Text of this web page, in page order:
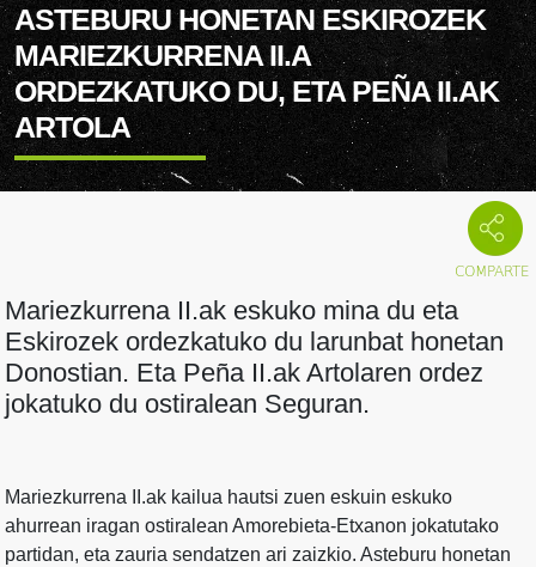
ASTEBURU HONETAN ESKIROZEK
MARIEZKURRENA II.A
ORDEZKATUKO DU, ETA PEÑA II.AK
ARTOLA
Mariezkurrena II.ak eskuko mina du eta
Eskirozek ordezkatuko du larunbat honetan
Donostian. Eta Peña II.ak Artolaren ordez
jokatuko du ostiralean Seguran.
Mariezkurrena II.ak kailua hautsi zuen eskuin eskuko
ahurrean iragan ostiralean Amorebieta-Etxanon jokatutako
partidan, eta zauria sendatzen ari zaizkio. Asteburu honetan